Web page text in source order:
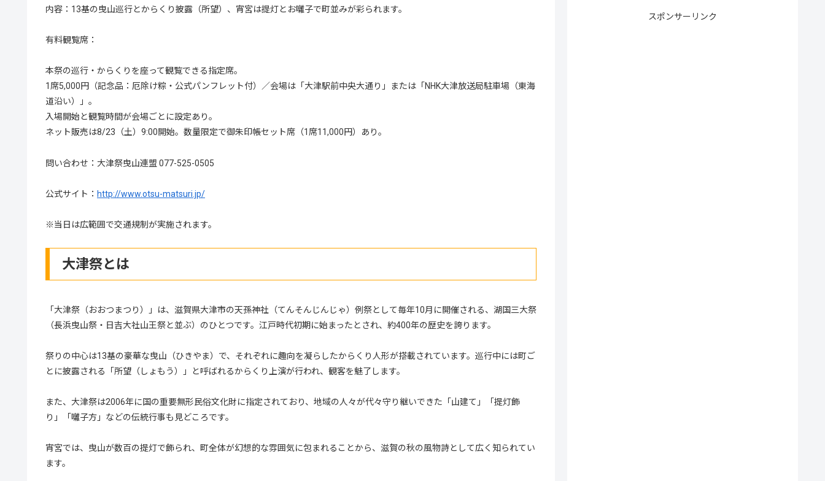
内容：13基の曳山巡行とからくり披露（所望）、宵宮は提灯とお囃子で町並みが彩られます。
有料観覧席：
本祭の巡行・からくりを座って観覧できる指定席。
1席5,000円（記念品：厄除け粽・公式パンフレット付）／会場は「大津駅前中央大通り」または「NHK大津放送局駐車場（東海
道沿い）」。
入場開始と観覧時間が会場ごとに設定あり。
ネット販売は8/23（土）9:00開始。数量限定で御朱印帳セット席（1席11,000円）あり。
問い合わせ：大津祭曳山連盟 077-525-0505
公式サイト： http://www.otsu-matsuri.jp/
※当日は広範囲で交通規制が実施されます。
大津祭とは
「大津祭（おおつまつり）」は、滋賀県大津市の天孫神社（てんそんじんじゃ）例祭として毎年10月に開催される、湖国三大祭
（長浜曳山祭・日吉大社山王祭と並ぶ）のひとつです。江戸時代初期に始まったとされ、約400年の歴史を誇ります。
祭りの中心は13基の豪華な曳山（ひきやま）で、それぞれに趣向を凝らしたからくり人形が搭載されています。巡行中には町ご
とに披露される「所望（しょもう）」と呼ばれるからくり上演が行われ、観客を魅了します。
また、大津祭は2006年に国の重要無形民俗文化財に指定されており、地域の人々が代々守り継いできた「山建て」「提灯飾
り」「囃子方」などの伝統行事も見どころです。
宵宮では、曳山が数百の提灯で飾られ、町全体が幻想的な雰囲気に包まれることから、滋賀の秋の風物詩として広く知られてい
ます。
スポンサーリンク